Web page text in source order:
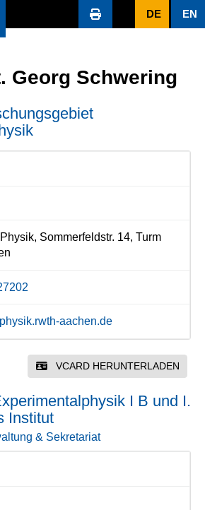
DE EN
Georg Schwering
Sommerfeldstr. 14, Turm
aachen.de
VCARD HERUNTERLADEN
I B und I.
Institut
& Sekretariat